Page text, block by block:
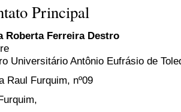
Principal
Roberta Ferreira Destro
Universitário Antônio Eufrásio de
Raul Furquim, nº09